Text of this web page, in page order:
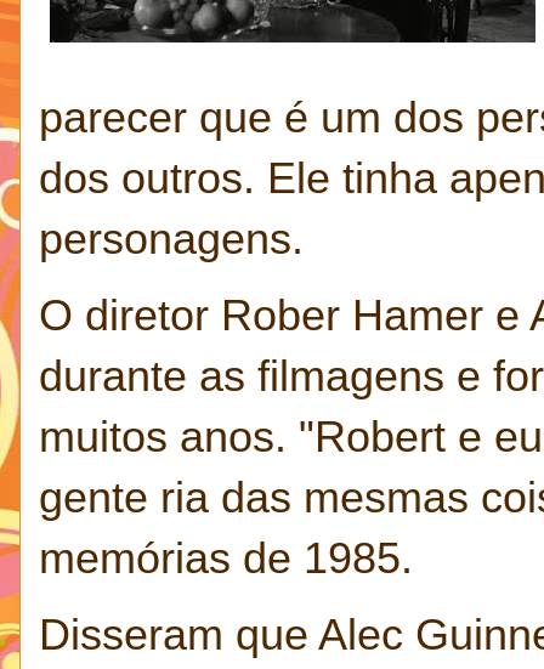
parecer que é um dos
dos outros. Ele tinha
personagens.
O diretor Rober Hamer e
durante as filmagens e
muitos anos. "Robert e
gente ria das mesmas
memórias de 1985.
Disseram que Alec